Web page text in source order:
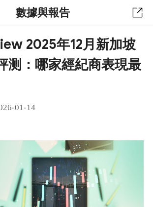
數據與報告
2025年12月新加坡
测：哪家經紀商表現最
01-14